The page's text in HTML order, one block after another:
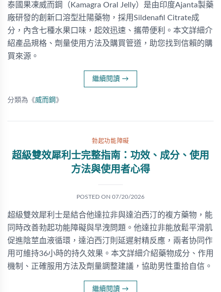
泰國果凍威而鋼（Kamagra Oral Jelly）是由印度Ajanta製藥
廠研發的創新口溶型壯陽藥物，採用Sildenafil Citrate成
分，內含七種水果口味，起效迅速、攜帶便利。本文詳細介
紹產品規格、劑量使用方法及購買管道，助您找到信賴的購
買來源。
繼續閱讀 →
分類為《威而鋼 》
勃起功能障礙
超級雙效犀利士完整指南：功效、成分、使用
方法與使用者心得
POSTED ON 07/20/2026
超級雙效犀利士是結合他達拉非與達泊西汀的複方藥物，能
同時改善勃起功能障礙與早洩問題。他達拉非能放鬆平滑肌
促進陰莖血液循環，達泊西汀則延遲射精反應，兩者协同作
用可維持36小時的持久效果。本文詳細介紹藥物成分、作用
機制、正確服用方法及劑量調整建議，協助男性重拾自信。
繼續閱讀 →